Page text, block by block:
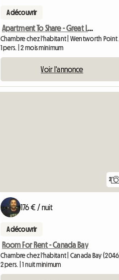
A découvrir
Apartment To Share - Great Lifestyle
1 pers. | 2 mois minimum
Voir l'annonce
2
176 € / nuit
A découvrir
Room For Rent - Canada Bay
Chambre chez l'habitant | Canada Bay
2 pers. | 1 nuit minimum